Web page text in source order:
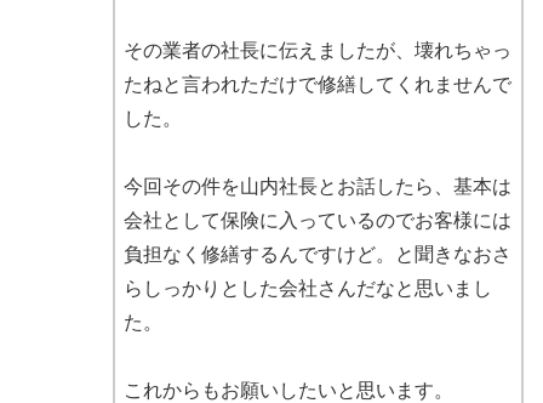
その業者の社長に伝えましたが、壊れちゃっ
たねと言われただけで修繕してくれませんで
した。
今回その件を山内社長とお話したら、基本は
会社として保険に入っているのでお客様には
負担なく修繕するんですけど。と聞きなおさ
らしっかりとした会社さんだなと思いまし
た。
これからもお願いしたいと思います。